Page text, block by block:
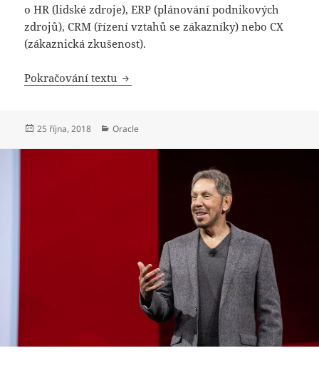
o HR (lidské zdroje), ERP (plánování podnikových
zdrojů), CRM (řízení vztahů se zákazníky) nebo CX
(zákaznická zkušenost).
Pokračování textu Digitální asistenti s podporou NLP a
Publikováno:
25 října, 2018 Rubriky:
Oracle